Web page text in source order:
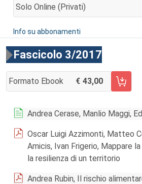
Solo Online (privati)
AGGIUNGI AL CARRELLO
Info su abbonamenti
Fascicolo 3/2017
Formato Ebook 43,00
AGGIUNGI AL CARRELLO FASCICOLO
Andrea Cerase, Manlio Maggi,
Oscar Luigi Azzimonti, Matteo
Amicis, Ivan Frigerio, Mappare
la resilienza di un territorio
Andrea Rubin, Il rischio